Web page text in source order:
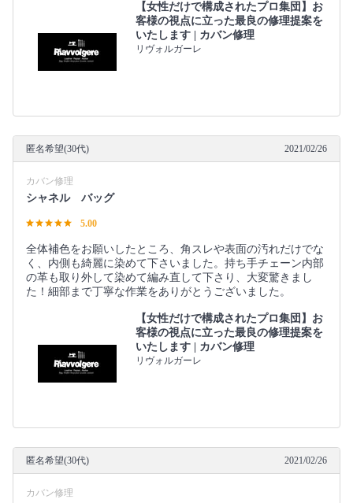
【女性だけで構成されたプロ集団】お
客様の視点に立った最良の修理提案を
いたします | カバン修理
リヴォルガーレ
匿名希望(30代) 2021/02/26
カバン修理
シャネル バッグ
5.00
全体補色をお願いしたところ、角スレや表面の汚れだけでな
く、内側も綺麗に染めて下さいました。持ち手チェーン内部
の革も取り外して染めて編み直して下さり、大変驚きまし
た！細部まで丁寧な作業をありがとうございました。
【女性だけで構成されたプロ集団】お
客様の視点に立った最良の修理提案を
いたします | カバン修理
リヴォルガーレ
匿名希望(30代) 2021/02/26
カバン修理